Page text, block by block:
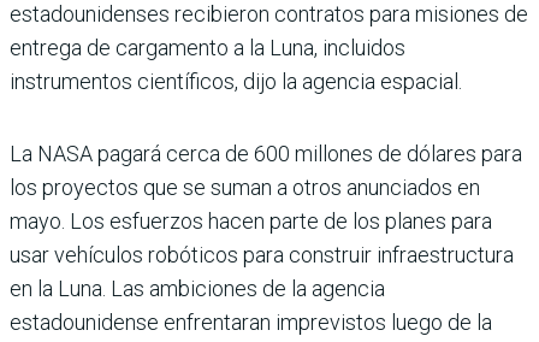
estadounidenses recibieron contratos para misiones de
entrega de cargamento a la Luna, incluidos
instrumentos científicos, dijo la agencia espacial.
La NASA pagará cerca de 600 millones de dólares para
los proyectos que se suman a otros anunciados en
mayo. Los esfuerzos hacen parte de los planes para
usar vehículos robóticos para construir infraestructura
en la Luna. Las ambiciones de la agencia
estadounidense enfrentaran imprevistos luego de la